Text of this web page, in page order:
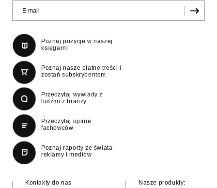
Poznaj pozycje w naszej
księgarni
Poznaj nasze płatne treści i
zostań subskrybentem
Przeczytaj wywiady z
ludźmi z branży
Przeczytaj opinie
fachowców
Poznaj raporty ze świata
reklamy i mediów
Kontakty do nas
Nasze produkty: